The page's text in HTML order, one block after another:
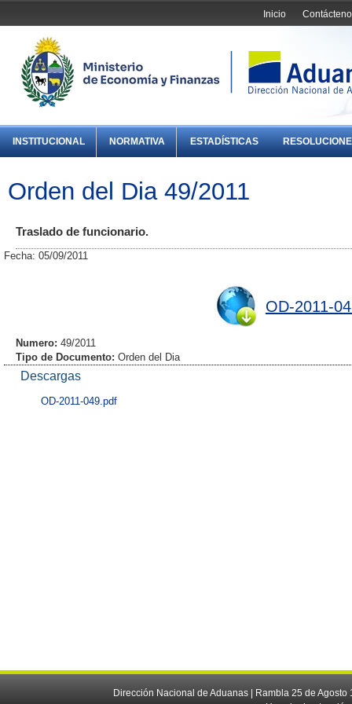
Inicio
INSTITUCIONAL NORMATIVA ESTADÍSTICAS
Orden del Dia 49/2011
Traslado de funcionario.
Fecha: 05/09/2011
OD-2011-
Numero: 49/2011
Tipo de Documento: Orden del Dia
Descargas
OD-2011-049.pdf
Dirección Nacional de Aduanas | Rambla 25 de